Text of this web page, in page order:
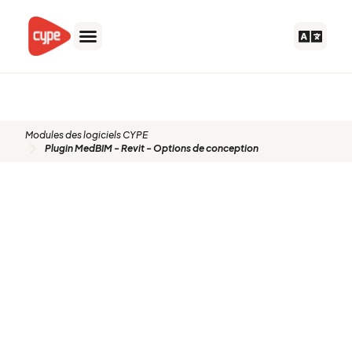
contenu
Modules des logiciels CYPE
Plugin MedBIM - Revit - Options de conception